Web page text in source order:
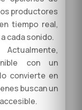
productores
tiempo real,
cada sonido.
con un
convierte en
buscan un